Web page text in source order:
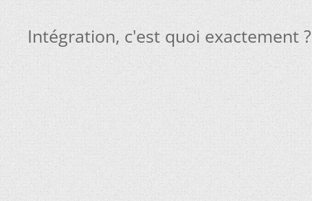
Intégration, c'est quoi exactement ?